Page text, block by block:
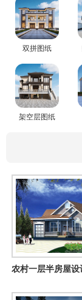
双拼图纸
架空层图纸